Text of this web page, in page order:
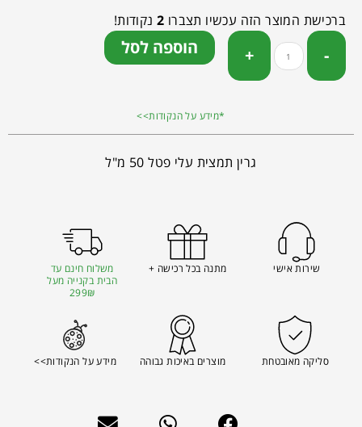
ברכישת המוצר הזה עכשיו תצברו 2 נקודות!
הוספה לסל
*מידע על הנקודות>>
גרין תמצית עלי פטל 50 מ"ל
שירות אישי מתנה בכל רכישה +
משלוח חינם עד
הבית בקנייה מעל
299₪
סליקה מאובטחת מוצרים באיכות גבוהה מידע על הנקודות>>